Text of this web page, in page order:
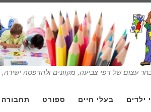
עצום של דפי צביעה, מקוונים ולהדפסה ישירה,
ילדים בעלי חיים ספורט תחבורה